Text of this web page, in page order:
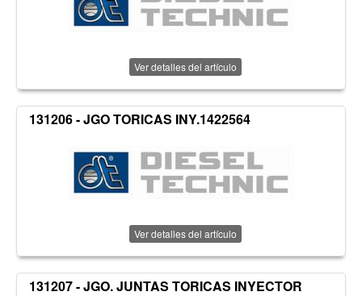
Ver detalles del artículo
131206 - JGO TORICAS INY.1422564
Ver detalles del artículo
131207 - JGO. JUNTAS TORICAS INYECTOR